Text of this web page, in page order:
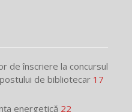
de înscriere la concursul
de bibliotecar 17
energetică 22